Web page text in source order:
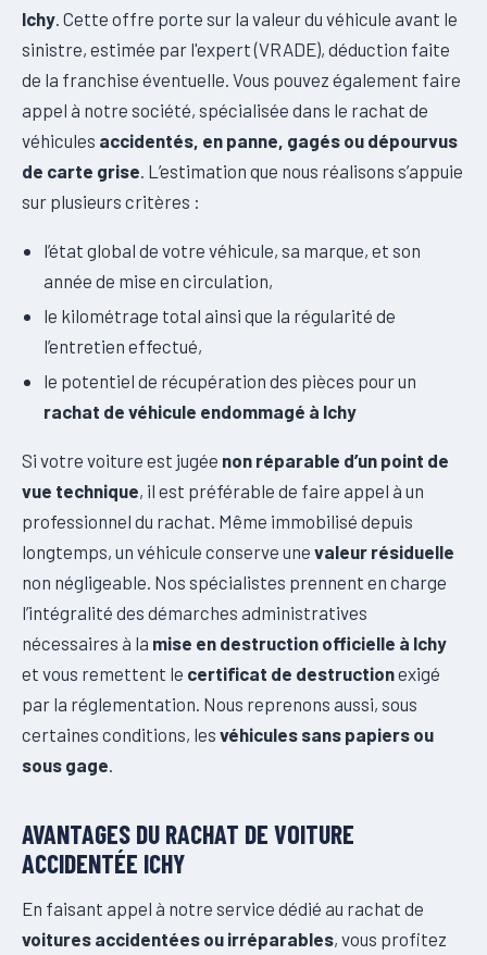
Ichy . Cette offre porte sur la valeur du véhicule avant le
sinistre, estimée par l'expert (VRADE), déduction faite
de la franchise éventuelle. Vous pouvez également faire
appel à notre société, spécialisée dans le rachat de
véhicules accidentés, en panne, gagés ou dépourvus
de carte grise . L’estimation que nous réalisons s’appuie
sur plusieurs critères :
l’état global de votre véhicule, sa marque, et son
année de mise en circulation,
le kilométrage total ainsi que la régularité de
l’entretien effectué,
le potentiel de récupération des pièces pour un
rachat de véhicule endommagé à Ichy
Si votre voiture est jugée non réparable d’un point de
vue technique, il est préférable de faire appel à un
professionnel du rachat. Même immobilisé depuis
longtemps, un véhicule conserve une valeur résiduelle
non négligeable. Nos spécialistes prennent en charge
l’intégralité des démarches administratives
nécessaires à la mise en destruction officielle à Ichy
et vous remettent le certificat de destructionexigé
par la réglementation. Nous reprenons aussi, sous
certaines conditions, les véhicules sans papiers ou
sous gage
AVANTAGES DU RACHAT DE VOITURE
ACCIDENTÉE ICHY
En faisant appel à notre service dédié au rachat de
voitures accidentées ou irréparables, vous profitez